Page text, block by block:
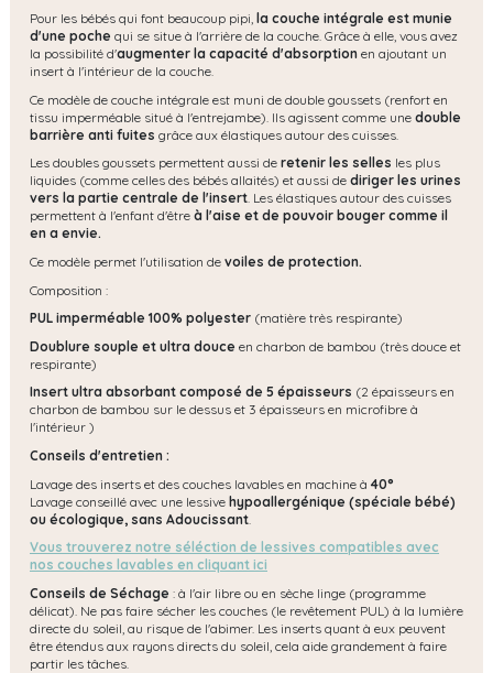
Pour les bébés qui font beaucoup pipi, la couche intégrale est munie
d'une poche qui se situe à l'arrière de la couche. Grâce à elle, vous avez
la possibilité d'augmenter la capacité d'absorption en ajoutant un
insert à l'intérieur de la couche.
Ce modèle de couche intégrale est muni de double goussets (renfort en
tissu imperméable situé à l'entrejambe). Ils agissent comme une double
barrière anti fuites grâce aux élastiques autour des cuisses.
Les doubles goussets permettent aussi de retenir les selles les plus
liquides (comme celles des bébés allaités) et aussi de diriger les urines
vers la partie centrale de l'insert. Les élastiques autour des cuisses
permettent à l'enfant d'être à l'aise et de pouvoir bouger comme il
en a envie.
Ce modèle permet l'utilisation de voiles de protection.
Composition :
PUL imperméable 100% polyester (matière très respirante)
Doublure souple et ultra douce en charbon de bambou (très douce et
respirante)
Insert ultra absorbant composé de 5 épaisseurs (2 épaisseurs en
charbon de bambou sur le dessus et 3 épaisseurs en microfibre à
l'intérieur )
Conseils d'entretien :
Lavage des inserts et des couches lavables en machine à 40°
Lavage conseillé avec une lessive hypoallergénique (spéciale bébé)
ou écologique, sans Adoucissant
Vous trouverez notre séléction de lessives compatibles avec
nos couches lavables en cliquant ici
Conseils de Séchage : à l'air libre ou en sèche linge (programme
délicat). Ne pas faire sécher les couches (le revêtement PUL) à la lumière
directe du soleil, au risque de l'abimer. Les inserts quant à eux peuvent
être étendus aux rayons directs du soleil, cela aide grandement à faire
partir les tâches.